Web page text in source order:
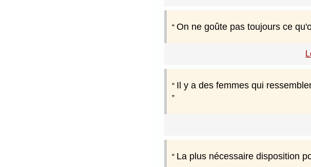
On ne goûte pas toujours ce
Il y a des femmes qui
La plus nécessaire disposition